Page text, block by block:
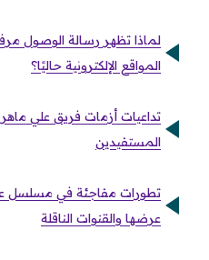
لماذا تظهر رسالة الوصول
المواقع الإلكترونية حاليًا؟
تداعيات أزمات فريق علي
المستفيدين
عرضها والقنوات الناقلة